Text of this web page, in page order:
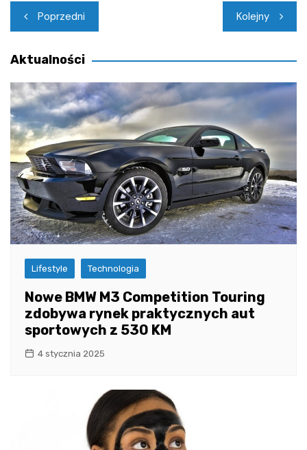
Nawigacja
wpisu
Poprzedni Kolejny
Aktualności
Lifestyle Technologia
Nowe BMW M3 Competition Touring
zdobywa rynek praktycznych aut
sportowych z 530 KM
4 stycznia 2025